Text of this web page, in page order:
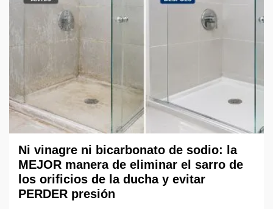
Ni vinagre ni bicarbonato de sodio: la
MEJOR manera de eliminar el sarro de
los orificios de la ducha y evitar
PERDER presión